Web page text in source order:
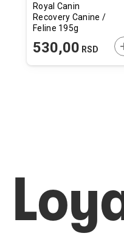
U KORPU
Royal Canin
Recovery Canine /
Feline 195g
530,00 RSD